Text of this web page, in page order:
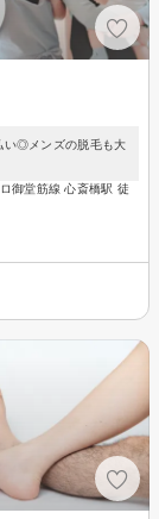
い◎メンズの脱毛も大
御堂筋線 心斎橋駅 徒